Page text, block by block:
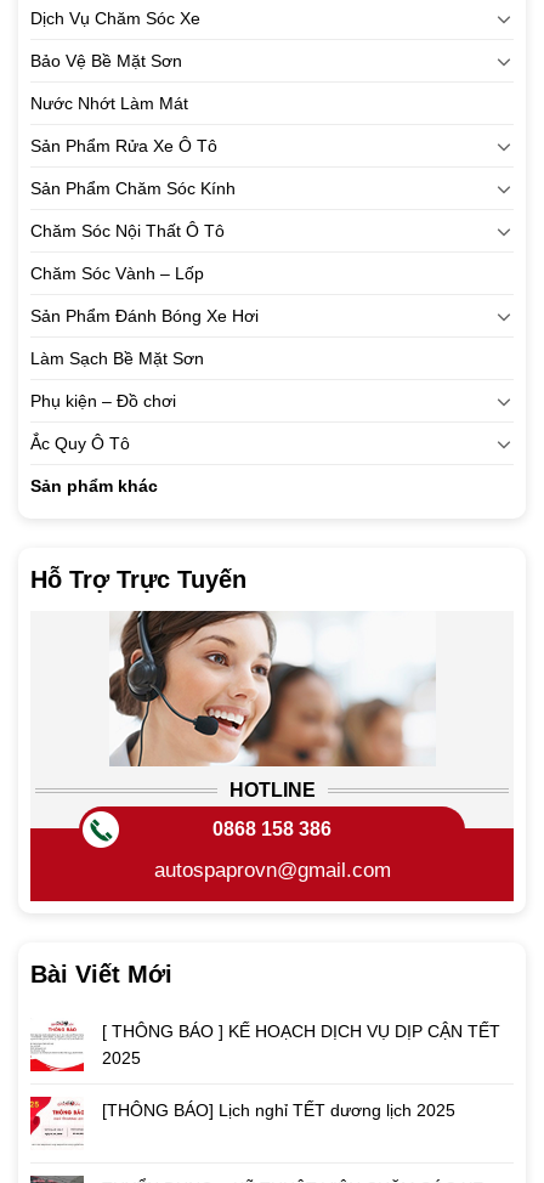
Dịch Vụ Chăm Sóc Xe
Bảo Vệ Bề Mặt Sơn
Nước Nhớt Làm Mát
Sản Phẩm Rửa Xe Ô Tô
Sản Phẩm Chăm Sóc Kính
Chăm Sóc Nội Thất Ô Tô
Chăm Sóc Vành – Lốp
Sản Phẩm Đánh Bóng Xe Hơi
Làm Sạch Bề Mặt Sơn
Phụ kiện – Đồ chơi
Ắc Quy Ô Tô
Sản phẩm khác
Hỗ Trợ Trực Tuyến
HOTLINE
0868 158 386
autospaprovn@gmail.com
Bài Viết Mới
[ THÔNG BÁO ] KẾ HOẠCH DỊCH VỤ DỊP CẬN TẾT
2025
[THÔNG BÁO] Lịch nghỉ TẾT dương lịch 2025